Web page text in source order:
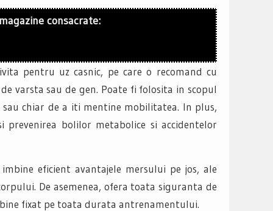
consacrate:
pentru uz casnic, pe care o recomand cu
varsta sau de gen. Poate fi folosita in scopul
chiar de a iti mentine mobilitatea. In plus,
bolilor metabolice si accidentelor
imbine eficient avantajele mersului pe jos, ale
De asemenea, ofera toata siguranta de
fixat pe toata durata antrenamentului.